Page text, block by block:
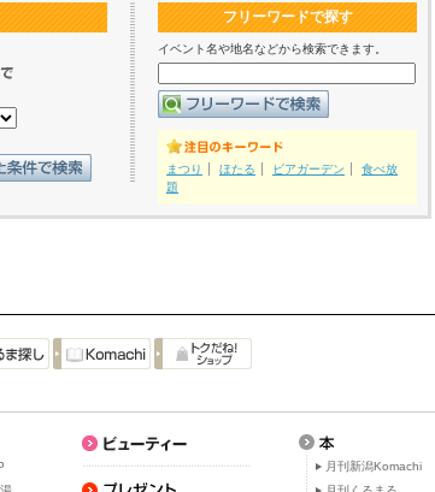
フリーワードで探す
イベント名や地名などから検索できます。
まつり ほたる ビアガーデン
食べ放
題
月刊新潟Komachi